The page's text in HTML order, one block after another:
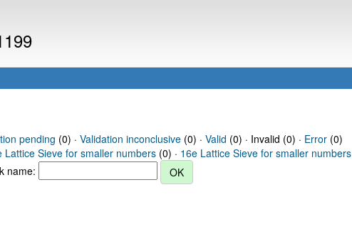
pending (0) · Validation inconclusive(0) · Valid (0) · Invalid (0) · Error(0)
Lattice Sieve for smaller numbers (0) · 16e Lattice Sieve for smaller numbers
name: